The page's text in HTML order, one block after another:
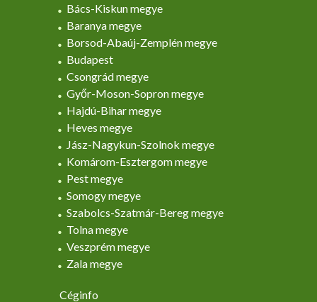
Bács-Kiskun megye
Baranya megye
Borsod-Abaúj-Zemplén megye
Budapest
Csongrád megye
Győr-Moson-Sopron megye
Hajdú-Bihar megye
Heves megye
Jász-Nagykun-Szolnok megye
Komárom-Esztergom megye
Pest megye
Somogy megye
Szabolcs-Szatmár-Bereg megye
Tolna megye
Veszprém megye
Zala megye
Céginfo